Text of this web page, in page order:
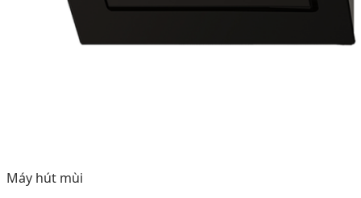
Máy hút mùi